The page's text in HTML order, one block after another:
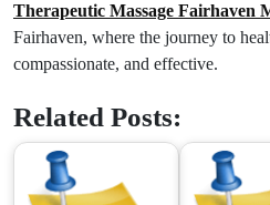
Therapeutic Massage Fairhaven
Fairhaven, where the journey to
compassionate, and effective.
Related Posts: